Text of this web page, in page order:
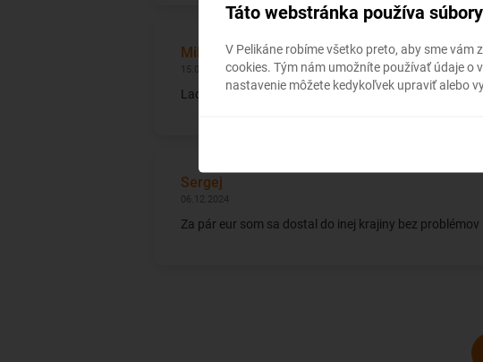
Milica
15.06.2024
Lacná letenka, ale veľmi stiesnené sedenie a
Sergej
06.12.2024
Za pár eur som sa dostal do inej krajiny bez
Táto webstránka používa
V Pelikáne robíme všetko preto, aby sme
cookies. Tým nám umožníte používať údaje o
nastavenie môžete kedykoľvek upraviť alebo